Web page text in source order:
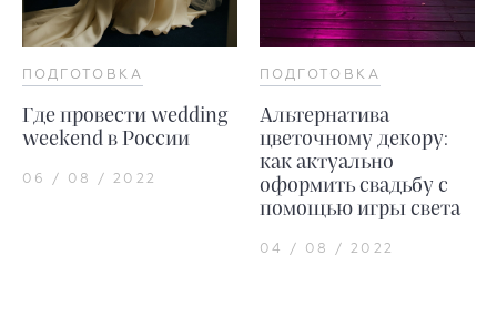
ПОДГОТОВКА
Где провести wedding
weekend в России
06 / 08 / 2022
ПОДГОТОВКА
Альтернатива
цветочному декору:
как актуально
оформить свадьбу с
помощью игры света
04 / 08 / 2022